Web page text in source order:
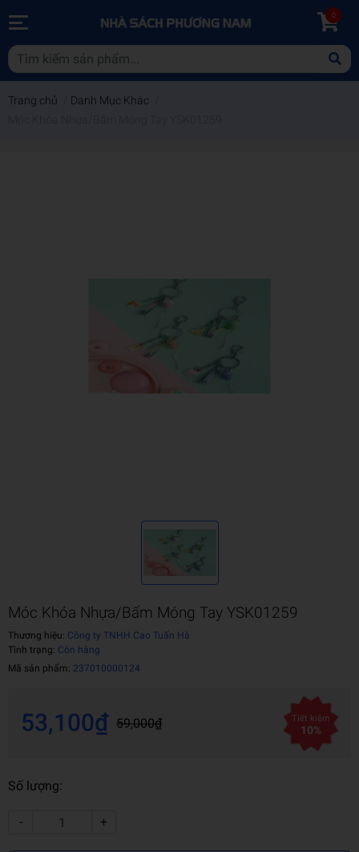
0
Trang chủ Danh Mục Khác
Móc Khóa Nhựa/Bấm Móng Tay YSK01259
Thương hiệu: Công ty TNHH Cao Tuấn Hà
Tình trạng: Còn hàng
Mã sản phẩm: 237010000124
53,100₫ 59,000₫ Tiết kiệm
10%
Số lượng:
- +